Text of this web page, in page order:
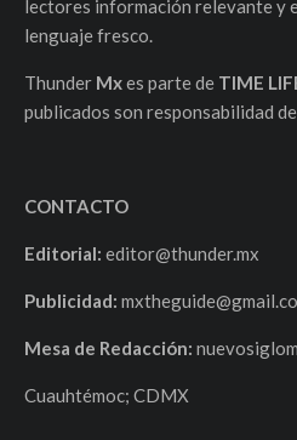
lectores información relevante y
lenguaje fresco.
Thunder Mxes parte de TIME
publicados son responsabilidad
CONTACTO
Editorial: editor@thunder.mx
Publicidad:
Mesa de Redacción:
Cuauhtémoc; CDMX